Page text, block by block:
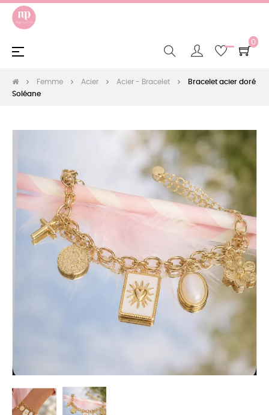
0
Basculer
☰
Femme Acier Acier - Bracelet
Bracelet acier doré
Soléane